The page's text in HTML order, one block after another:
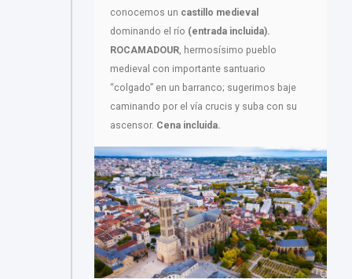
conocemos un castillo medieval
dominando el río (entrada incluida).
ROCAMADOUR , hermosísimo pueblo
medieval con importante santuario
“colgado” en un barranco; sugerimos baje
caminando por el vía crucis y suba con su
ascensor. Cena incluida.